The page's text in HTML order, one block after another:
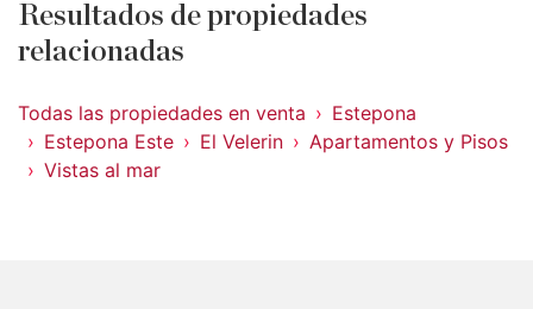
Resultados de propiedades
relacionadas
Todas las propiedades en venta
Estepona
Estepona Este
El Velerin
Apartamentos y Pisos
Vistas al mar